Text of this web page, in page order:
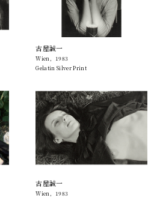
古屋誠一
Wien，1983
Gelatin Silver Print
古屋誠一
Wien，1983